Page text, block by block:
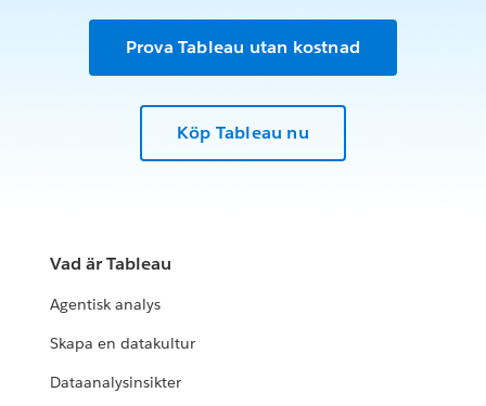
Prova Tableau utan kostnad
Köp Tableau nu
Vad är Tableau
Agentisk analys
Skapa en datakultur
Dataanalysinsikter